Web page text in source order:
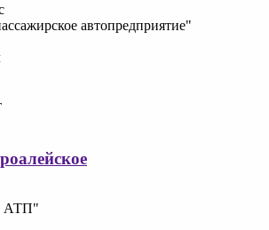
автопредприятие"
АТП"